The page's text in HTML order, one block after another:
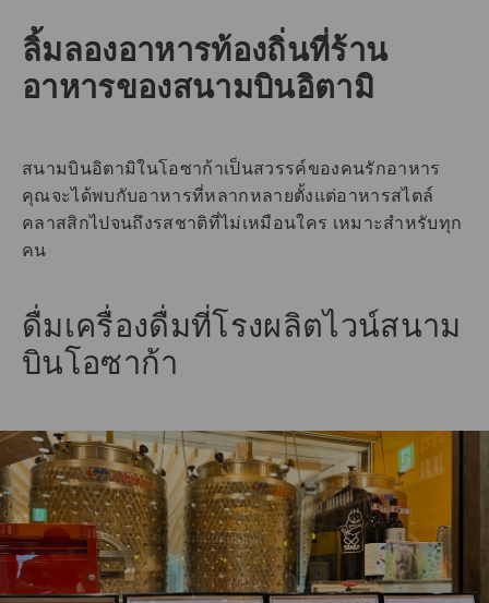
ลิ้มลองอาหารท้องถิ่นที่ร้าน
อาหารของสนามบินอิตามิ
สนามบินอิตามิในโอซาก้าเป็นสวรรค์ของคนรักอาหาร
คุณจะได้พบกับอาหารที่หลากหลายตั้งแต่อาหารสไตล์
คลาสสิกไปจนถึงรสชาติที่ไม่เหมือนใคร เหมาะสำหรับทุก
คน
ดื่มเครื่องดื่มที่โรงผลิตไวน์สนาม
บินโอซาก้า